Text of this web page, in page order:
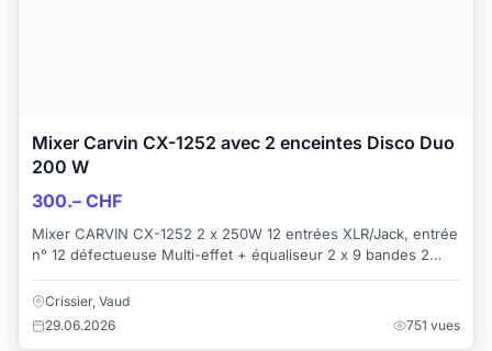
Mixer Carvin CX-1252 avec 2 enceintes Disco Duo
200 W
300.– CHF
Mixer CARVIN CX-1252 2 x 250W 12 entrées XLR/Jack, entrée
n° 12 défectueuse Multi-effet + équaliseur 2 x 9 bandes 2
Enceintes Disco Duo 2 x 12 " 2...
Crissier, Vaud
29.06.2026
751 vues